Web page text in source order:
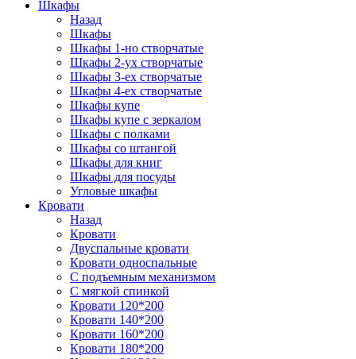
Шкафы
Назад
Шкафы
Шкафы 1-но створчатые
Шкафы 2-ух створчатые
Шкафы 3-ех створчатые
Шкафы 4-ех створчатые
Шкафы купе
Шкафы купе с зеркалом
Шкафы с полками
Шкафы со штангой
Шкафы для книг
Шкафы для посуды
Угловые шкафы
Кровати
Назад
Кровати
Двуспальные кровати
Кровати односпальные
С подъемным механизмом
С мягкой спинкой
Кровати 120*200
Кровати 140*200
Кровати 160*200
Кровати 180*200